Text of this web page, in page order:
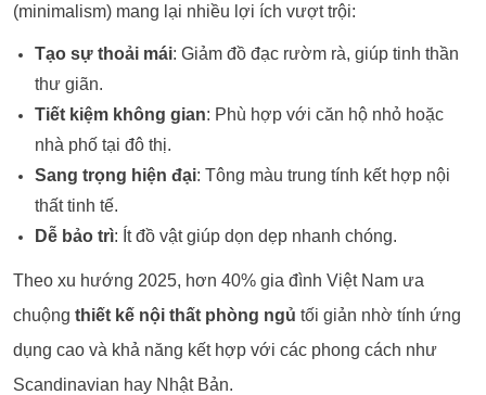
(minimalism) mang lại nhiều lợi ích vượt trội:
Tạo sự thoải mái: Giảm đồ đạc rườm rà, giúp tinh thần
thư giãn.
Tiết kiệm không gian: Phù hợp với căn hộ nhỏ hoặc
nhà phố tại đô thị.
Sang trọng hiện đại: Tông màu trung tính kết hợp nội
thất tinh tế.
Dễ bảo trì: Ít đồ vật giúp dọn dẹp nhanh chóng.
Theo xu hướng 2025, hơn 40% gia đình Việt Nam ưa
chuộng thiết kế nội thất phòng ngủ tối giản nhờ tính ứng
dụng cao và khả năng kết hợp với các phong cách như
Scandinavian hay Nhật Bản.